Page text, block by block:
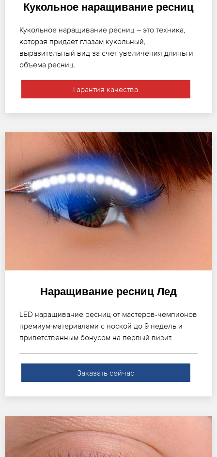
Кукольное наращивание ресниц
Кукольное наращивание ресниц – это техника,
которая придает глазам кукольный,
выразительный вид за счет увеличения длины и
объема ресниц.
Гарантия качества
Наращивание ресниц Лед
LED наращивание ресниц от мастеров-чемпионов
премиум-материалами с ноской до 9 недель и
приветственным бонусом на первый визит.
Заказать сейчас